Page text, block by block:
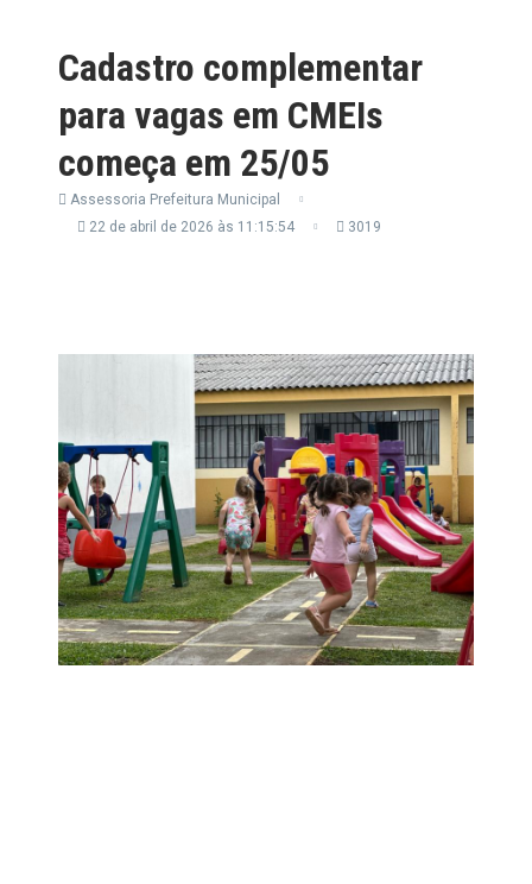
Cadastro complementar
para vagas em CMEIs
começa em 25/05
Assessoria Prefeitura Municipal
22 de abril de 2026 às 11:15:54
3019